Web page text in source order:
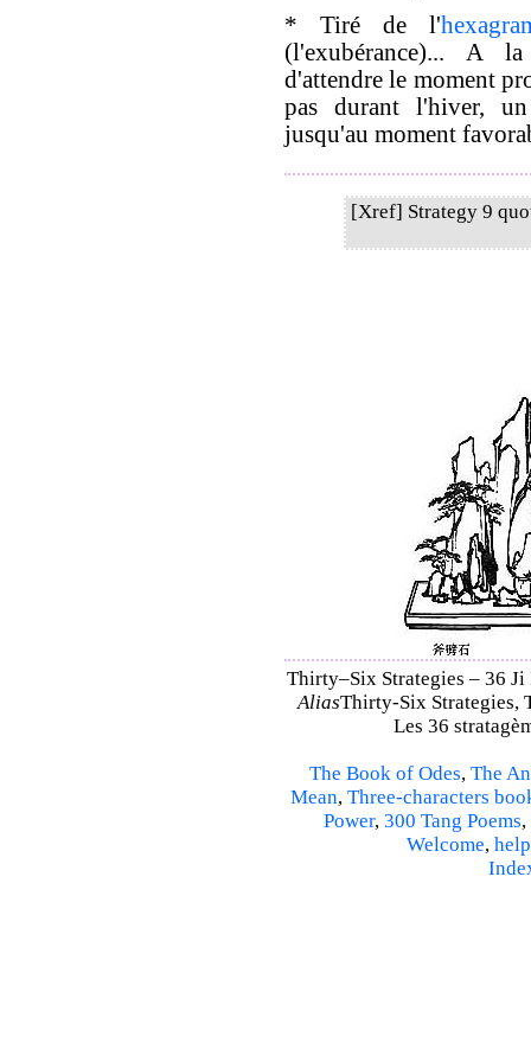
* Tiré de l'
(l'exubérance)... A
d'attendre le moment
pas durant l'hiver,
jusqu'au moment
[Xref] Strategy 9
Thirty–Six Strategies – 36
AliasThirty-Six Strategies,
Les 36
The Book of Odes, The
Mean, Three-characters
Power, 300 Tang Poems,
Welcome, help